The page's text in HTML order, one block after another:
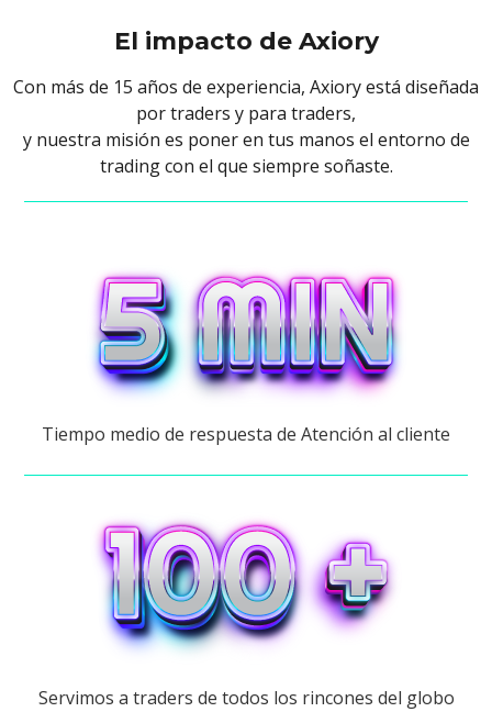
El impacto de Axiory
Con más de 15 años de experiencia, Axiory está diseñada
por traders y para traders,
y nuestra misión es poner en tus manos el entorno de
trading con el que siempre soñaste.
Tiempo medio de respuesta de Atención al cliente
Servimos a traders de todos los rincones del globo